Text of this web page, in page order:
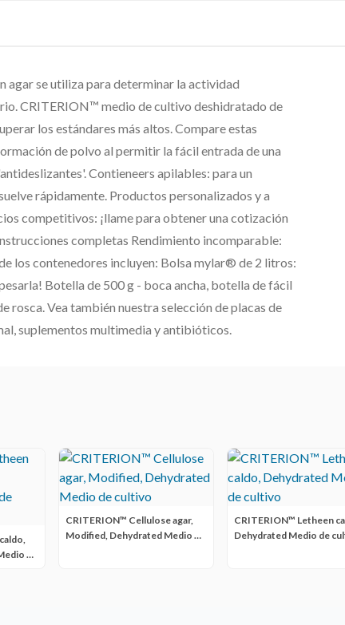
se utiliza para determinar la actividad
CRITERION™ medio de cultivo deshidratado de
los estándares más altos. Compare estas
de polvo al permitir la fácil entrada de una
Contieneers apilables: para un
rápidamente. Productos personalizados y a
competitivos: ¡llame para obtener una cotización
completas Rendimiento incomparable:
los contenedores incluyen: Bolsa mylar® de 2 litros:
Botella de 500 g - boca ancha, botella de fácil
rosca. Vea también nuestra selección de placas de
suplementos multimedia y antibióticos.
de
CRITERION™ Cellulose agar,
Modified, Dehydrated Medio de
CRITERION™ Letheen
Dehydrated Medio de